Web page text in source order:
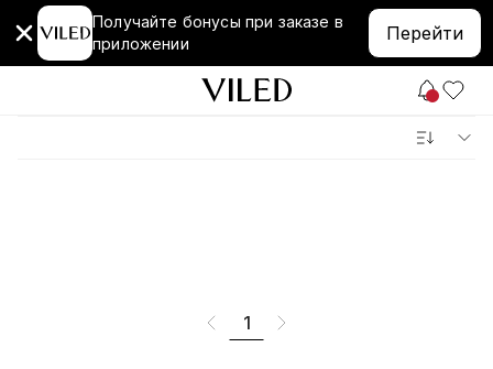
Получайте бонусы при заказе в
приложении
Перейти
1